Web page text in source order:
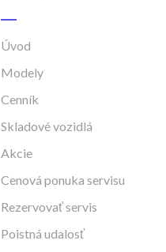
Úvod
Modely
Cenník
Skladové vozidlá
Akcie
Cenová ponuka servisu
Rezervovať servis
Poistná udalosť